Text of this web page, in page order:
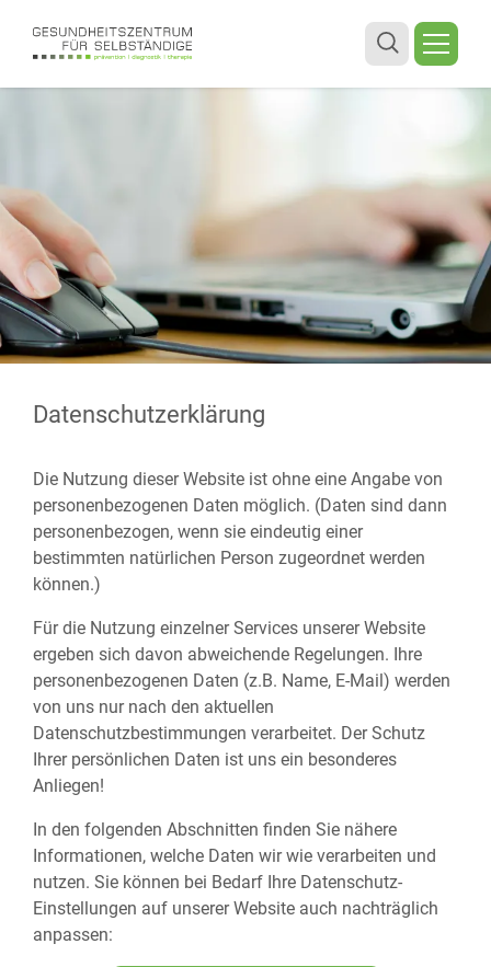
Datenschutzerklärung
Die Nutzung dieser Website ist ohne eine Angabe von
personenbezogenen Daten möglich. (Daten sind dann
personenbezogen, wenn sie eindeutig einer
bestimmten natürlichen Person zugeordnet werden
können.)
Für die Nutzung einzelner Services unserer Website
ergeben sich davon abweichende Regelungen. Ihre
personenbezogenen Daten (z.B. Name, E-Mail) werden
von uns nur nach den aktuellen
Datenschutzbestimmungen verarbeitet. Der Schutz
Ihrer persönlichen Daten ist uns ein besonderes
Anliegen!
In den folgenden Abschnitten finden Sie nähere
Informationen, welche Daten wir wie verarbeiten und
nutzen. Sie können bei Bedarf Ihre Datenschutz-
Einstellungen auf unserer Website auch nachträglich
anpassen: